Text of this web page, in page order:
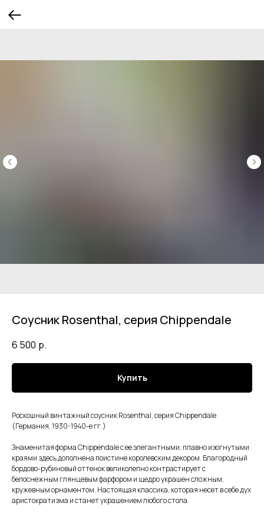
Соусник Rosenthal, серия Chippendale
6 500 р.
Купить
Роскошный винтажный соусник Rosenthal, серия Chippendale
(Германия, 1930-1940-е гг.)
Знаменитая форма Chippendale с ее элегантными, плавно изогнутыми
краями здесь дополнена поистине королевским декором. Благородный
бордово-рубиновый оттенок великолепно контрастирует с
белоснежным глянцевым фарфором и щедро украшен сложным,
кружевным орнаментом. Настоящая классика, которая несет в себе дух
аристократизма и станет украшением любого стола.